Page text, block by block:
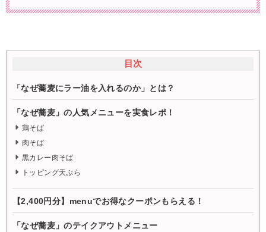
目次
「なぜ蕎麦にラー油を入れるのか」とは？
「なぜ蕎麦」の人気メニューを実食レポ！
鶏そば
肉そば
黒カレー肉そば
トッピング天ぷら
【2,400円分】menuでお得なクーポンもらえる！
「なぜ蕎麦」のテイクアウトメニュー